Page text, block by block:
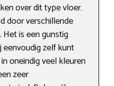
over dit type vloer.
door verschillende
is een gunstig
eenvoudig zelf kunt
oneindig veel kleuren
zeer